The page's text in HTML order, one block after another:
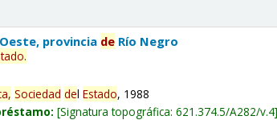
provincia de Río Negro
.
Sociedad delEstado, 1988
Signatura topográfica:621.374.5/A282/v.4